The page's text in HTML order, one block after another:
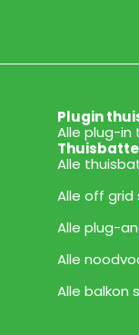
Plugin
Alle plug-in
Alle
Alle off grid
Alle plug-
Alle
Alle balkon